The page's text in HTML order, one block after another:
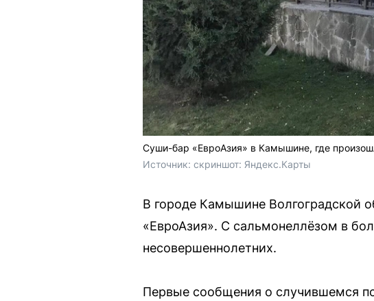
Суши-бар «ЕвроАзия» в Камышине, где
Источник: скриншот: Яндекс.Карты
В городе Камышине Волгоградской
«ЕвроАзия». С сальмонеллёзом в
несовершеннолетних.
Первые сообщения о случившемся